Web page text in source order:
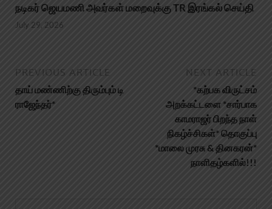
நடிகர் ஜெயமணி அவர்கள் மறைவுக்கு TR இரங்கல் செய்தி
July 29, 2026
PREVIOUS ARTICLE
தாய் மண்ணிற்கு திரும்பும் டி
ராஜேந்தர்*
NEXT ARTICLE
*கற்பக விருட்சம்
அறக்கட்டளை *சார்பாக
காமராஜர் பிறந்த நாள்
நிகழ்ச்சிகள்* தொகுப்பு
*மாலை முரசு & தினகரன்*
நாளிதழ்களில்!!!